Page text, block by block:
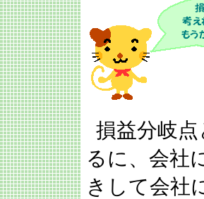
損益分岐
るに、会社
きして会社